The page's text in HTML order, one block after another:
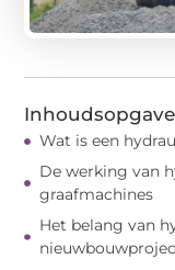
Wat is een
De werking van
graafmachines
Het belang van